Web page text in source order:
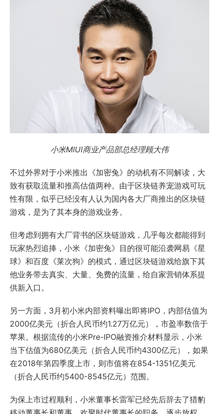
小米MIUI商业产品部总经理顾大伟
不过外界对于小米推出《加密兔》的动机有不同解读，大
致有获取流量和推高估值两种。由于区块链养宠游戏可玩
性有限，似乎已经没有人认为国内各大厂商推出的区块链
游戏，是为了其本身的游戏业务。
但考虑到拥有大厂背书的区块链游戏，几乎每次都能得到
玩家热烈追捧，小米《加密兔》目的很可能沿袭网易《星
球》和百度《莱次狗》的模式，通过区块链游戏给旗下其
他业务带去真实、大量、免费的流量，给自家营销体系提
供新入口。
另一方面，3月初小米内部资料曝出即将IPO，内部估值为
2000亿美元（折合人民币约1.27万亿元），市盈率数倍于
苹果。根据流传的小米Pre-IPO融资推介材料显示，小米
当下估值为680亿美元（折合人民币约4300亿元），如果
在2018年第四季度上市，则市值将在854-1351亿美元
（折合人民币约5400-8545亿元）范围。
为保上市过程顺利，小米董事长雷军已经先后辞去了猎豹